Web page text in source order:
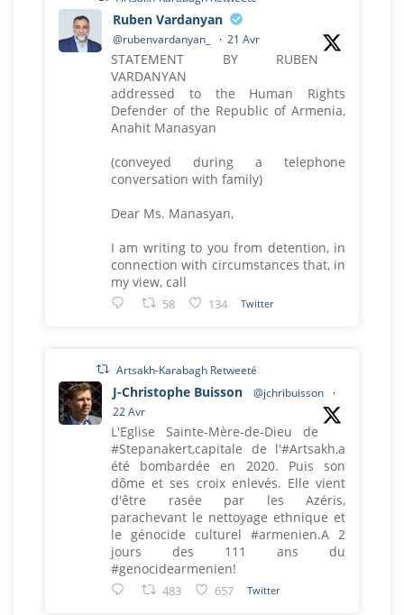
Ruben Vardanyan
@rubenvardanyan_ · 21 Avr
STATEMENT BY RUBEN
VARDANYAN
addressed to the Human Rights
Defender of the Republic of Armenia,
Anahit Manasyan
(conveyed during a telephone
conversation with family)
Dear Ms. Manasyan,
I am writing to you from detention, in
connection with circumstances that, in
my view, call
58 134 Twitter
Artsakh-Karabagh Retweeté
J-Christophe Buisson @jchribuisson
·
22 Avr
L'Eglise Sainte-Mère-de-Dieu de
#Stepanakert,capitale de l'#Artsakh,a
été bombardée en 2020. Puis son
dôme et ses croix enlevés. Elle vient
d'être rasée par les Azéris,
parachevant le nettoyage ethnique et
le génocide culturel #armenien.A 2
jours des 111 ans du
#genocidearmenien!
483 657 Twitter